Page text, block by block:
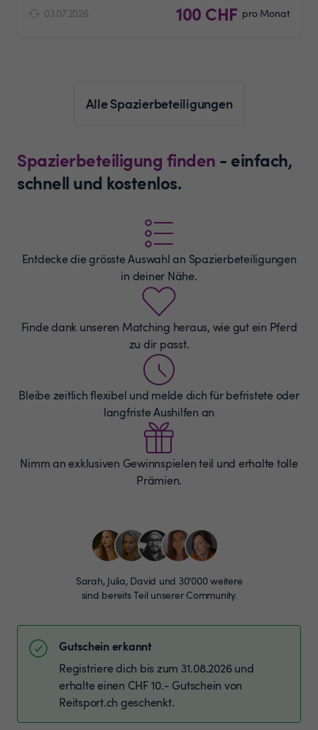
03.07.2026 100 CHF pro Monat
Alle Spazierbeteiligungen
Spazierbeteiligung finden - einfach,
schnell und kostenlos.
Entdecke die grösste Auswahl an Spazierbeteiligungen
in deiner Nähe.
Finde dank unseren Matching heraus, wie gut ein Pferd
zu dir passt.
Bleibe zeitlich flexibel und melde dich für befristete oder
langfriste Aushilfen an
Nimm an exklusiven Gewinnspielen teil und erhalte tolle
Prämien.
Sarah, Julia, David und 30’000 weitere
sind bereits Teil unserer Community.
Gutschein erkannt
Registriere dich bis zum 31.08.2026 und
erhalte einen CHF 10.- Gutschein von
Reitsport.ch geschenkt.